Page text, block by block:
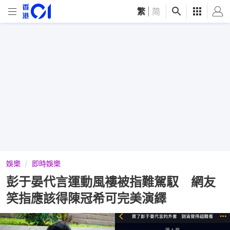
繁 简
娛樂 即時娛樂
彭于晏代言運動風褸被指難駕馭 網友
笑指應該得陳冠希可完美演繹